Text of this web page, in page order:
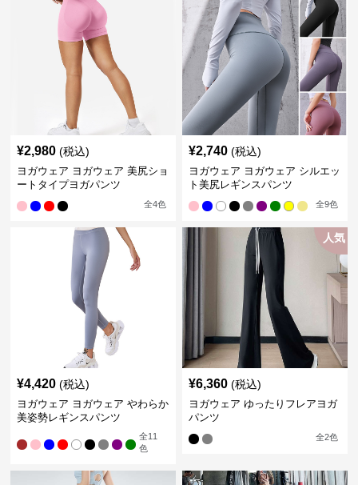
¥2,980 (税込)
ヨガウェア ヨガウェア 美尻ショ
ートタイプヨガパンツ
全4色
¥2,740 (税込)
ヨガウェア ヨガウェア シルエッ
ト美尻レギンスパンツ
全9色
¥4,420 (税込)
ヨガウェア ヨガウェア やわらか
美姿勢レギンスパンツ
全11
色
人気
¥6,360 (税込)
ヨガウェア ゆったりフレアヨガ
パンツ
全2色